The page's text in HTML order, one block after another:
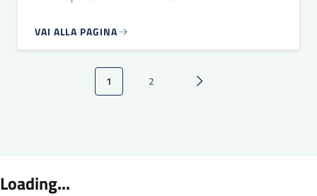
VAI ALLA PAGINA
Paginazione
Pagina attuale
1 Pagina
2 Pagina successiva